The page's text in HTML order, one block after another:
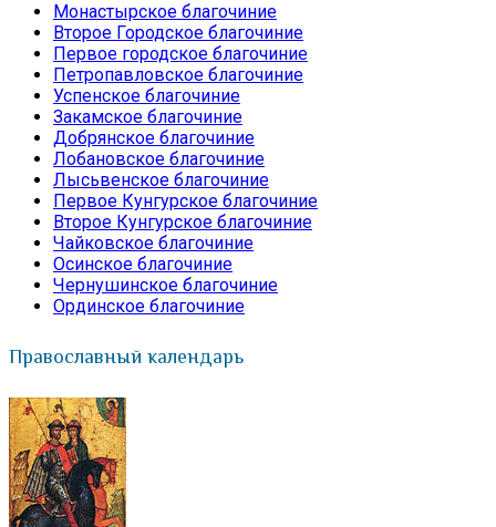
Монастырское благочиние
Второе Городское благочиние
Первое городское благочиние
Петропавловское благочиние
Успенское благочиние
Закамское благочиние
Добрянское благочиние
Лобановское благочиние
Лысьвенское благочиние
Первое Кунгурское благочиние
Второе Кунгурское благочиние
Чайковское благочиние
Осинское благочиние
Чернушинское благочиние
Ординское благочиние
Православный календарь